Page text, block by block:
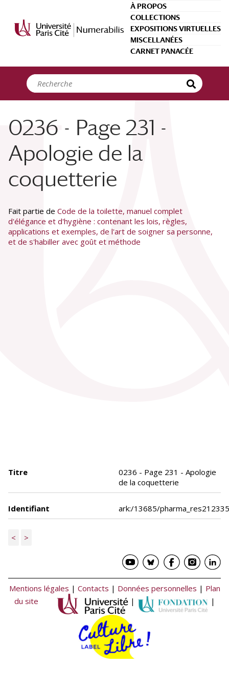
À PROPOS
COLLECTIONS
EXPOSITIONS VIRTUELLES
MISCELLANÉES
CARNET PANACÉE
0236 - Page 231 -
Apologie de la
coquetterie
Fait partie de Code de la toilette, manuel complet
d'élégance et d'hygiène : contenant les lois, règles,
applications et exemples, de l'art de soigner sa personne,
et de s'habiller avec goût et méthode
Titre
0236 - Page 231 - Apologie
de la coquetterie
Identifiant ark:/13685/
< >
Mentions légales | Contacts | Données personnelles | Plan
du site
| |